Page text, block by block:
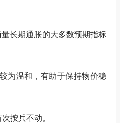
长期通胀的大多数预期指标
为温和，有助于保持物价稳
按兵不动。